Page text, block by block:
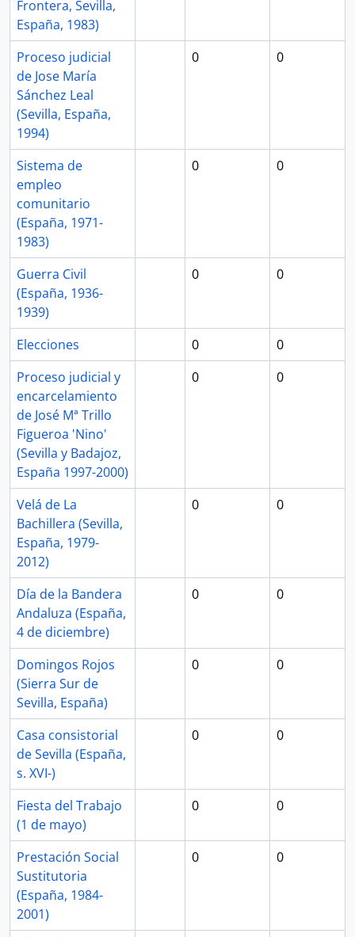
Frontera, Sevilla,
España, 1983)
Proceso judicial
de Jose María
Sánchez Leal
(Sevilla, España,
1994)
0 0
Sistema de
empleo
comunitario
(España, 1971-
1983)
0 0
Guerra Civil
(España, 1936-
1939)
0 0
Elecciones 0
0
Proceso judicial y
encarcelamiento
de José Mª Trillo
Figueroa 'Nino'
(Sevilla y Badajoz,
España 1997-2000)
0 0
Velá de La
Bachillera (Sevilla,
España, 1979-
2012)
0 0
Día de la Bandera
Andaluza (España,
4 de diciembre)
0 0
Domingos Rojos
(Sierra Sur de
Sevilla, España)
0 0
Casa consistorial
de Sevilla (España,
s. XVI-)
0 0
Fiesta del Trabajo
(1 de mayo)
0 0
Prestación Social
Sustitutoria
(España, 1984-
2001)
0 0